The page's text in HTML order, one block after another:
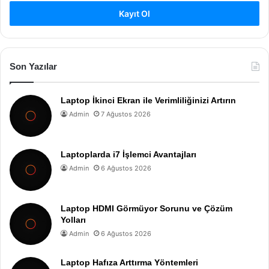
Kayıt Ol
Son Yazılar
Laptop İkinci Ekran ile Verimliliğinizi Artırın
Admin 7 Ağustos 2026
Laptoplarda i7 İşlemci Avantajları
Admin 6 Ağustos 2026
Laptop HDMI Görmüyor Sorunu ve Çözüm
Yolları
Admin 6 Ağustos 2026
Laptop Hafıza Arttırma Yöntemleri